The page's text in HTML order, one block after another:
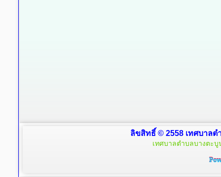
ลิขสิทธิ์ © 2558 เทศบาลต
เทศบาลตำบลบางตะบู